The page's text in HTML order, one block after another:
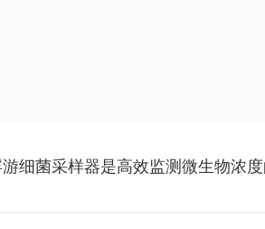
细菌采样器是高效监测微生物浓